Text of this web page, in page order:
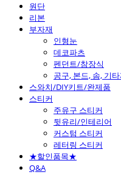
원단
리본
부자재
인형눈
데코파츠
펜던트/참장식
공구, 본드, 솜, 기
스와치/DIY키트/완제품
스티커
주유구 스티커
뒷유리/인테리어
커스텀 스티커
레터링 스티커
★할인품목★
Q&A